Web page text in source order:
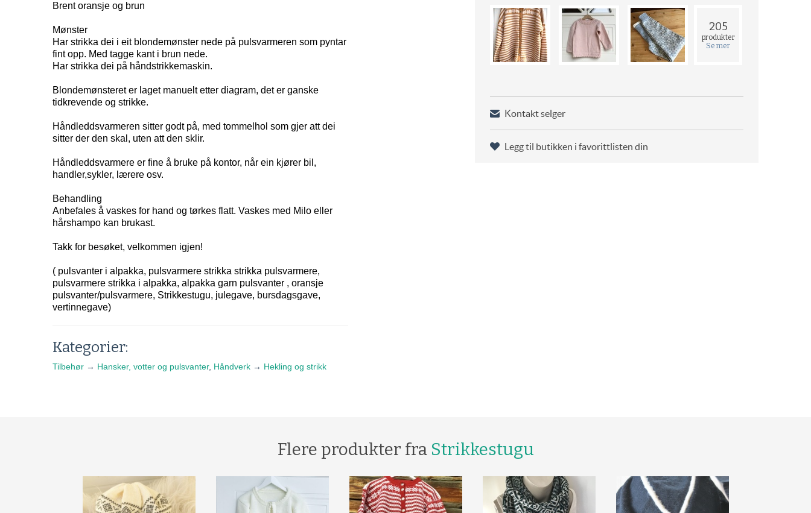
Brent oransje og brun
Mønster
Har strikka dei i eit blondemønster nede på pulsvarmeren som pyntar
fint opp. Med tagge kant i brun nede.
Har strikka dei på håndstrikkemaskin.
Blondemønsteret er laget manuelt etter diagram, det er ganske
tidkrevende og strikke.
Håndleddsvarmeren sitter godt på, med tommelhol som gjer att dei
sitter der den skal, uten att den sklir.
Håndleddsvarmere er fine å bruke på kontor, når ein kjører bil,
handler,sykler, lærere osv.
Behandling
Anbefales å vaskes for hand og tørkes flatt. Vaskes med Milo eller
hårshampo kan brukast.
Takk for besøket, velkommen igjen!
( pulsvanter i alpakka, pulsvarmere strikka strikka pulsvarmere,
pulsvarmere strikka i alpakka, alpakka garn pulsvanter , oransje
pulsvanter/pulsvarmere, Strikkestugu, julegave, bursdagsgave,
vertinnegave)
Kategorier:
Tilbehør → Hansker, votter og pulsvanter, Håndverk → Hekling og strikk
205
produkter
Se mer
Kontakt selger
Legg til butikken i favorittlisten din
Flere produkter fra Strikkestugu